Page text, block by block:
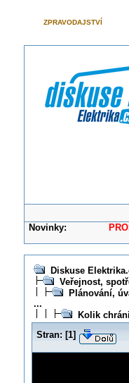
ZPRAVODAJSTVÍ
Novinky: PROSÍME
Diskuse
Veřejnost,
Plánování,
...
Kolik
Stran: [1]